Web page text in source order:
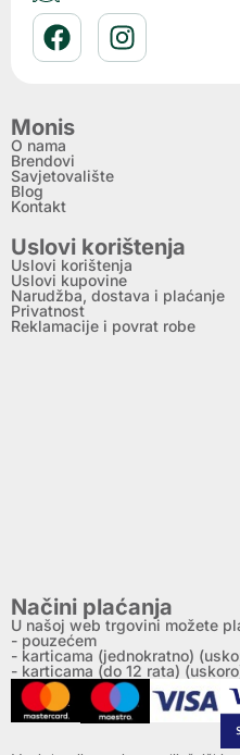
Monis
O nama
Brendovi
Savjetovalište
Blog
Kontakt
Uslovi korištenja
Uslovi korištenja
Uslovi kupovine
Narudžba, dostava i plaćanje
Privatnost
Reklamacije i povrat robe
Načini plaćanja
U našoj web trgovini možete
- pouzećem
- karticama (jednokratno)
- karticama (do 12 rata)